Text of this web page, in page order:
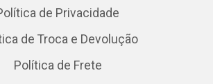
de Privacidade
de Troca e Devolução
Política de Frete